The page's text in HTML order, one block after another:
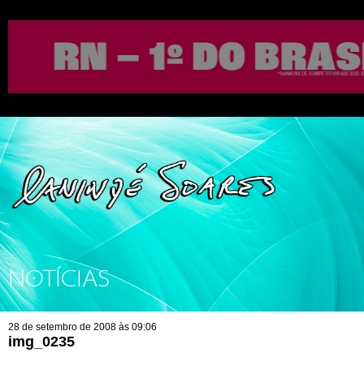
NOTÍCIAS
28 de setembro de 2008 às 09:06
img_0235